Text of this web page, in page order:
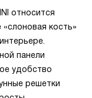
относится
кость»
панели
удобство
решетки